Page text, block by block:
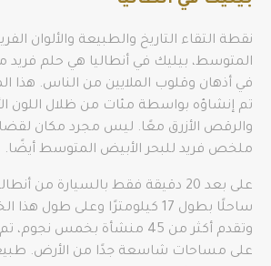
نقطة التقاء التاريخ والطبيعة والألوان
المتوسط، بيليك في أنطاليا هي حلم فريد
في أذهان وقلوب الملايين من الناس. هذا
تم إنشاؤه بواسطة مئات من ظلال اللون
والرقص الأزرق معًا. ليس مجرد مكان لقضاء
ملخص فريد للبحر الأبيض المتوسط أيضًا.
على بعد 20 دقيقة فقط بالسيارة من
ساحلًا بطول 17 كيلومترًا وعلى طول
وتقدم أكثر من 45 منشأة بخمس
على مساحات شاسعة جدًا من الأرض.